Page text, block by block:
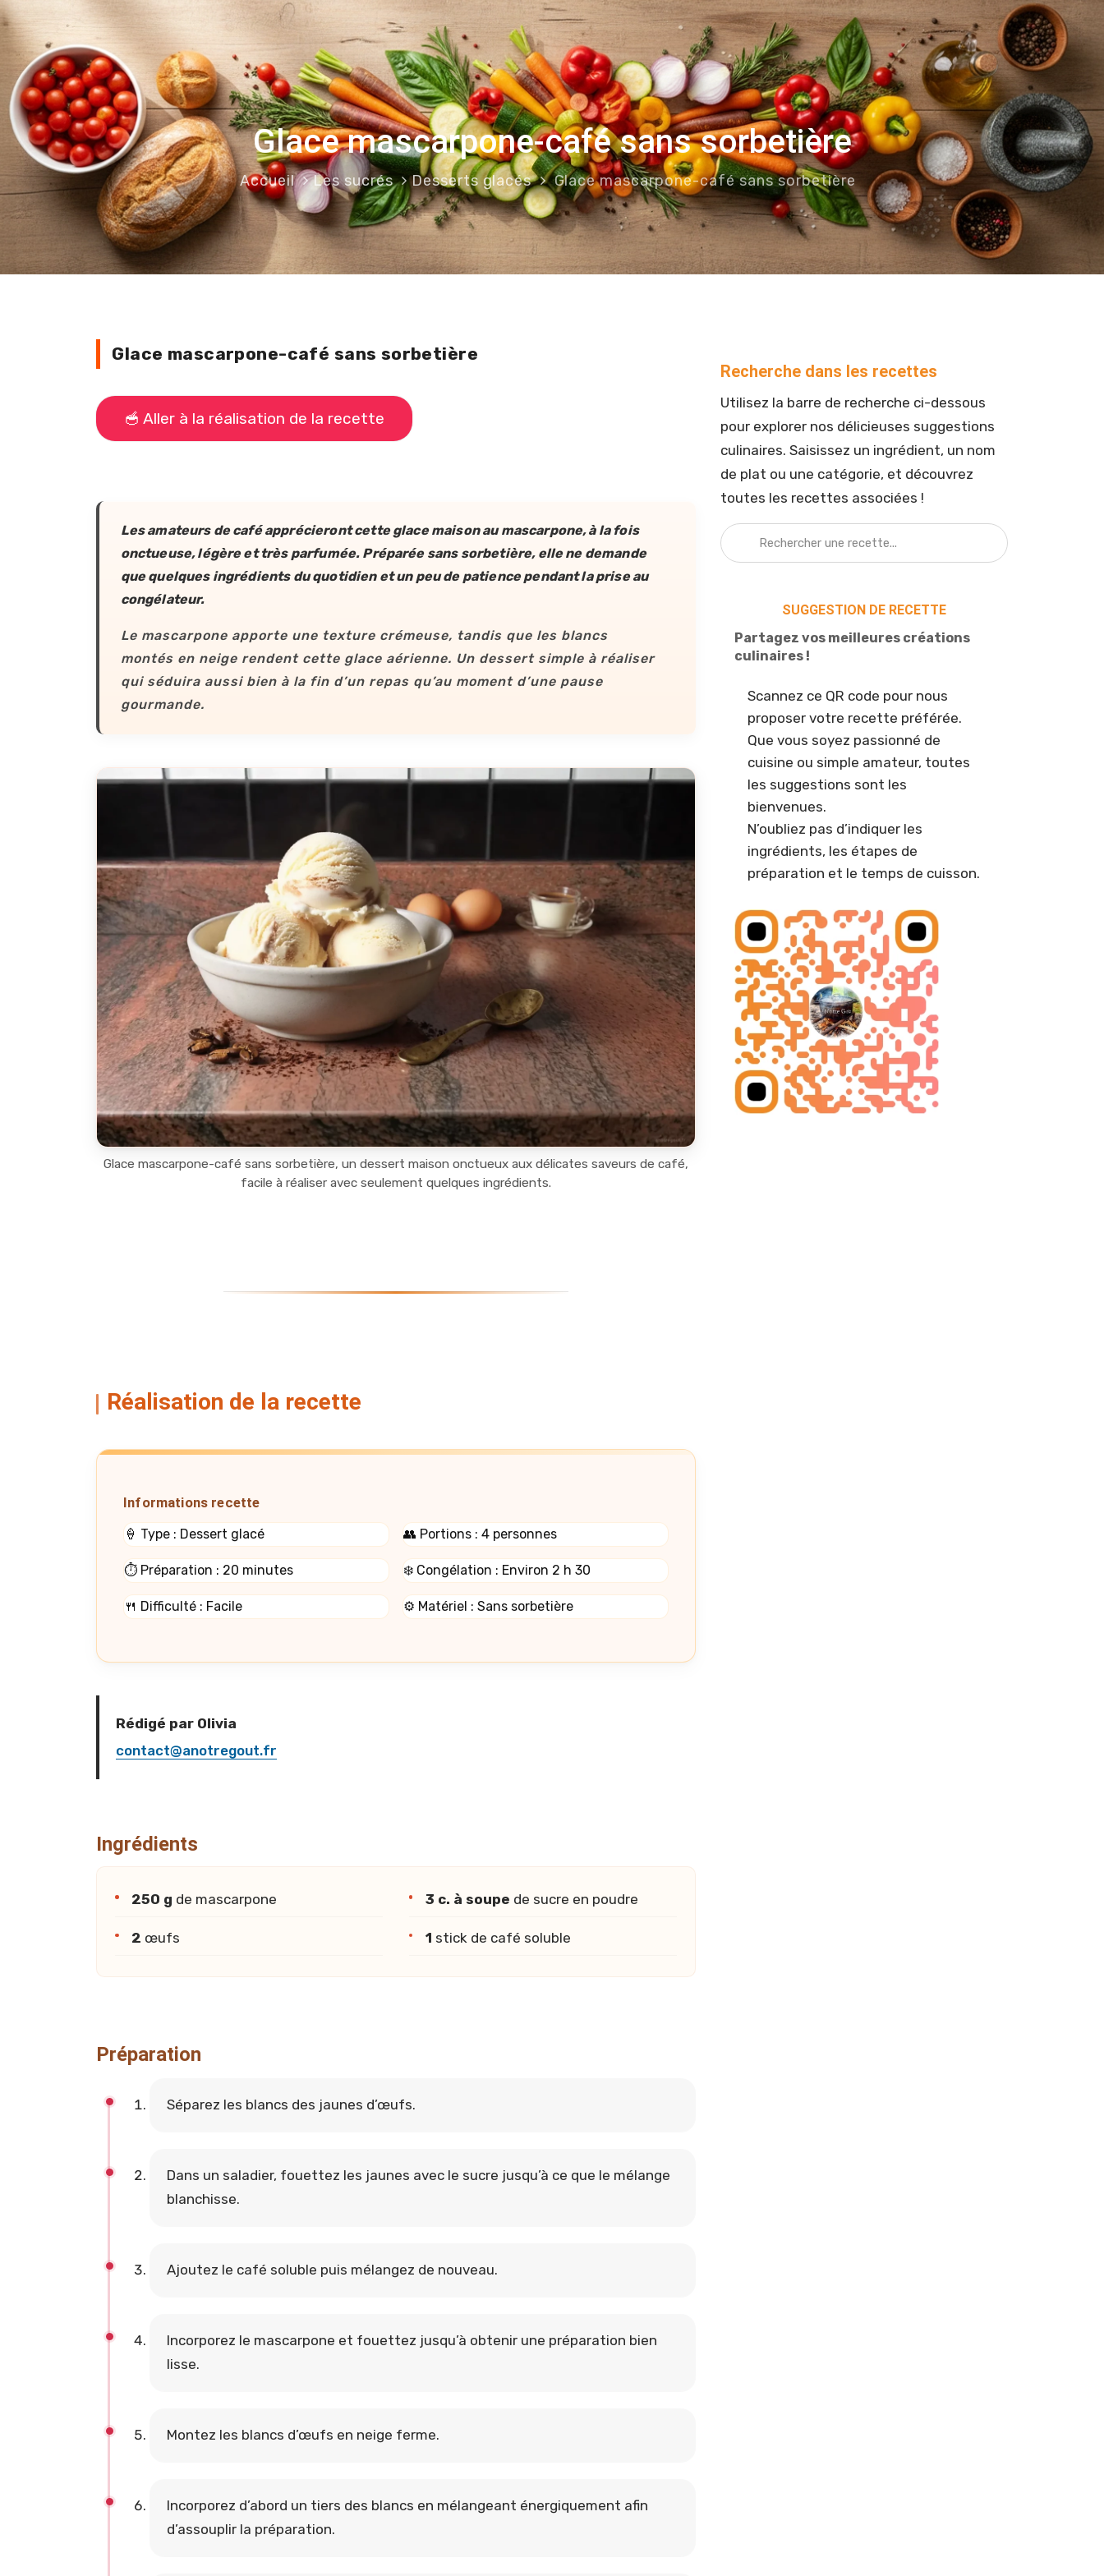
Glace mascarpone-café sans sorbetière
Accueil Les sucrés Desserts glacés Glace mascarpone-café sans sorbetière
Glace mascarpone-café sans sorbetière
🥣 Aller à la réalisation de la recette
Les amateurs de café apprécieront cette glace maison au mascarpone, à la fois
onctueuse, légère et très parfumée. Préparée sans sorbetière, elle ne demande
que quelques ingrédients du quotidien et un peu de patience pendant la prise au
congélateur.
Le mascarpone apporte une texture crémeuse, tandis que les blancs
montés en neige rendent cette glace aérienne. Un dessert simple à réaliser
qui séduira aussi bien à la fin d’un repas qu’au moment d’une pause
gourmande.
Glace mascarpone-café sans sorbetière, un dessert maison onctueux aux délicates saveurs de café,
facile à réaliser avec seulement quelques ingrédients.
Réalisation de la recette
Informations recette
🍦 Type : Dessert glacé 👥 Portions : 4 personnes
⏱️ Préparation : 20 minutes ❄️ Congélation : Environ 2 h 30
🍴 Difficulté : Facile ⚙️ Matériel : Sans sorbetière
Rédigé par Olivia
contact@anotregout.fr
Ingrédients
250 g de mascarpone
2 œufs
3 c. à soupe de sucre en poudre
1 stick de café soluble
Préparation
Séparez les blancs des jaunes d’œufs.
Dans un saladier, fouettez les jaunes avec le sucre jusqu’à ce que le mélange
blanchisse.
Ajoutez le café soluble puis mélangez de nouveau.
Incorporez le mascarpone et fouettez jusqu’à obtenir une préparation bien
lisse.
Montez les blancs d’œufs en neige ferme.
Incorporez d’abord un tiers des blancs en mélangeant énergiquement afin
d’assouplir la préparation.
Recherche dans les recettes
Utilisez la barre de recherche ci-dessous
pour explorer nos délicieuses suggestions
culinaires. Saisissez un ingrédient, un nom
de plat ou une catégorie, et découvrez
toutes les recettes associées !
SUGGESTION DE RECETTE
Partagez vos meilleures créations
culinaires !
Scannez ce QR code pour nous
proposer votre recette préférée.
Que vous soyez passionné de
cuisine ou simple amateur, toutes
les suggestions sont les
bienvenues.
N’oubliez pas d’indiquer les
ingrédients, les étapes de
préparation et le temps de cuisson.